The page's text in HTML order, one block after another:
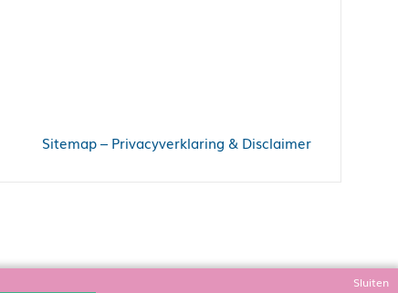
Sitemap– Privacyverklaring & Disclaimer
Sluiten